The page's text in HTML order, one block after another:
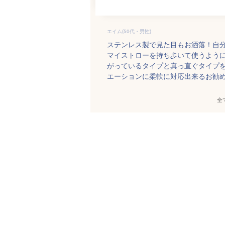
エイム(50代・男性)
ステンレス製で見た目もお洒落！自
マイストローを持ち歩いて使うよう
がっているタイプと真っ直ぐタイプ
エーションに柔軟に対応出来るお勧
全